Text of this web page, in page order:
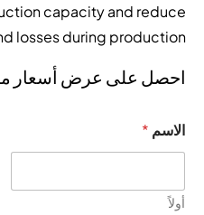
capacity and reduce
losses during production.
احصل على عرض أسعار
الاسم *
أولاً